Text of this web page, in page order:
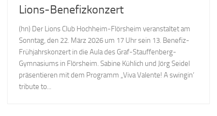
Lions-Benefizkonzert
(hn) Der Lions Club Hochheim-Flörsheim veranstaltet am
Sonntag, den 22. März 2026 um 17 Uhr sein 13. Benefiz-
Frühjahrskonzert in die Aula des Graf-Stauffenberg-
Gymnasiums in Flörsheim. Sabine Kühlich und Jörg Seidel
präsentieren mit dem Programm „Viva Valente! A swingin‘
tribute to...